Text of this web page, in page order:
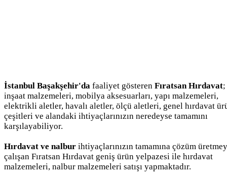
İstanbul Başakşehir'da faaliyet gösteren Fıratsan Hırdavat;
inşaat malzemeleri, mobilya aksesuarları, yapı malzemeleri,
elektrikli aletler, havalı aletler, ölçü aletleri, genel hırdavat
çeşitleri ve alandaki ihtiyaçlarınızın neredeyse tamamını
karşılayabiliyor.
Hırdavat ve nalbur ihtiyaçlarınızın tamamına çözüm
çalışan Fıratsan Hırdavat geniş ürün yelpazesi ile hırdavat
malzemeleri, nalbur malzemeleri satışı yapmaktadır.